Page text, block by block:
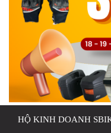
HỘ KINH DOANH